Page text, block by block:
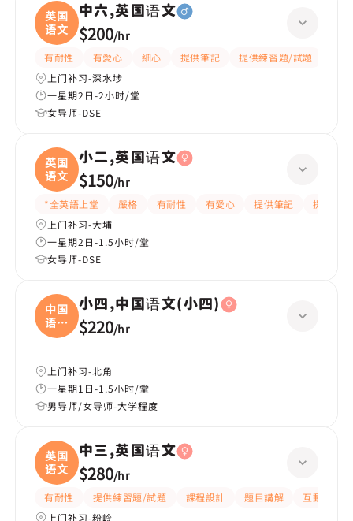
英国
语文
中六,英国语文
$200/hr
有耐性 有愛心 細心 提供筆記 提供練習題/試題
上门补习-深水埗
一星期2日-2小时/堂
女导师-DSE
英国
语文
小二,英国语文
$150/hr
*全英語上堂 嚴格 有耐性 有愛心 提供筆記
提供練
上门补习-大埔
一星期2日-1.5小时/堂
女导师-DSE
中国
语文
(
小四,中国语文(小四)
$220/hr
上门补习-北角
一星期1日-1.5小时/堂
男导师/女导师-大学程度
英国
语文
中三,英国语文
$280/hr
有耐性 提供練習題/試題 課程設計 題目講解
互動教學
上门补习-粉岭